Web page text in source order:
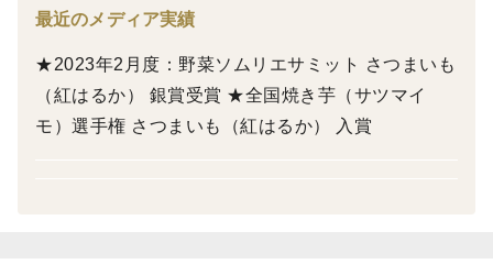
忙しい日の朝ごはんや、小腹がすいた時にもぴったりで
焼き上げ後はすぐに真空パック。
温め直すだけで、焼きたての美味しさを楽しめます。
最近のメディア実績
★2023年2月度：野菜ソムリエサミット さつまいも
（紅はるか） 銀賞受賞 ★全国焼き芋（サツマイ
モ）選手権 さつまいも（紅はるか） 入賞